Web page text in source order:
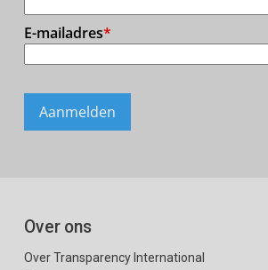
Over ons
Over Transparency International